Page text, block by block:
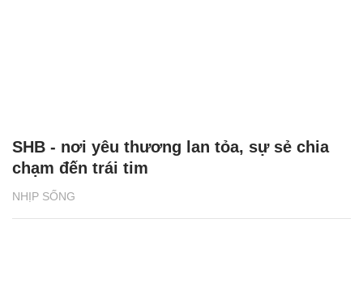
NHỊP SỐNG
SHB - nơi yêu thương lan tỏa, sự sẻ chia
chạm đến trái tim